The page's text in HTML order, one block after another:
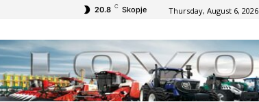
20.8 C Skopje Thursday, August 6, 2026